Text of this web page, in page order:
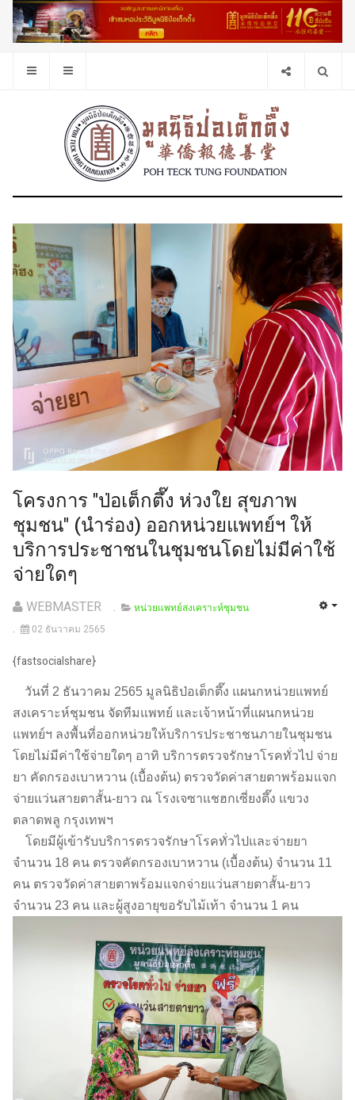
โครงการ "ป่อเต็กตึ๊ง ห่วงใย สุขภาพ
ชุมชน" (นำร่อง) ออกหน่วยแพทย์ฯ​ ให้
บริการประชาชนในชุมชนโดยไม่มีค่าใช้
จ่ายใดๆ
WEBMASTER
หน่วยแพทย์สงเคราะห์ชุมชน
02 ธันวาคม 2565
{fastsocialshare}
วันที่ 2 ธันวาคม 2565 มูลนิธิป่อเต็กตึ๊ง แผนกหน่วยแพทย์
สงเคราะห์ชุมชน จัดทีมแพทย์ และเจ้าหน้าที่แผนกหน่วย
แพทย์ฯ ลงพื้นที่ออกหน่วยให้บริการประชาชนภายในชุมชน
โดยไม่มีค่าใช้จ่ายใดๆ อาทิ บริการตรวจรักษาโรคทั่วไป จ่าย
ยา คัดกรองเบาหวาน (เบื้องต้น) ตรวจวัดค่าสายตาพร้อมแจก
จ่ายแว่นสายตาสั้น-ยาว ณ​ โรงเจซาแชฮกเซี่ยงตึ๊ง แขวง
ตลาดพลู กรุงเทพฯ​
โดยมีผู้เข้ารับบริการตรวจรักษาโรคทั่วไปและจ่ายยา
จำนวน 18 คน ตรวจคัดกรองเบาหวาน (เบื้องต้น) จำนวน 11
คน ตรวจวัดค่าสายตาพร้อมแจกจ่ายแว่นสายตาสั้น-ยาว
จำนวน 23 คน และผู้สูงอายุขอรับไม้เท้า จำนวน 1 คน